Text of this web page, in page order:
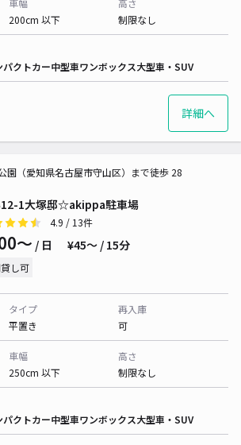
車幅
200cm 以下
高さ
制限なし
パクトカー中型車ワンボックス大型車・SUV
詳細へ
1大塚邸☆akippa駐車場
園（愛知県名古屋市守山区）まで徒歩 28
4.9 / 13件
〜 / 日 ¥45〜 / 15分
し可
タイプ
平置き
再入庫
可
車幅
250cm 以下
高さ
制限なし
パクトカー中型車ワンボックス大型車・SUV